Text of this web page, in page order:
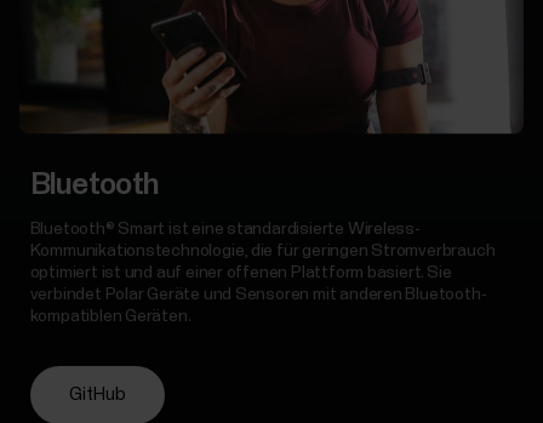
Bluetooth
Bluetooth® Smart ist eine standardisierte Wireless-
Kommunikationstechnologie, die für geringen Stromverbrauch
optimiert ist und auf einer offenen Plattform basiert. Sie
verbindet Polar Geräte und Sensoren mit anderen Bluetooth-
kompatiblen Geräten.
GitHub